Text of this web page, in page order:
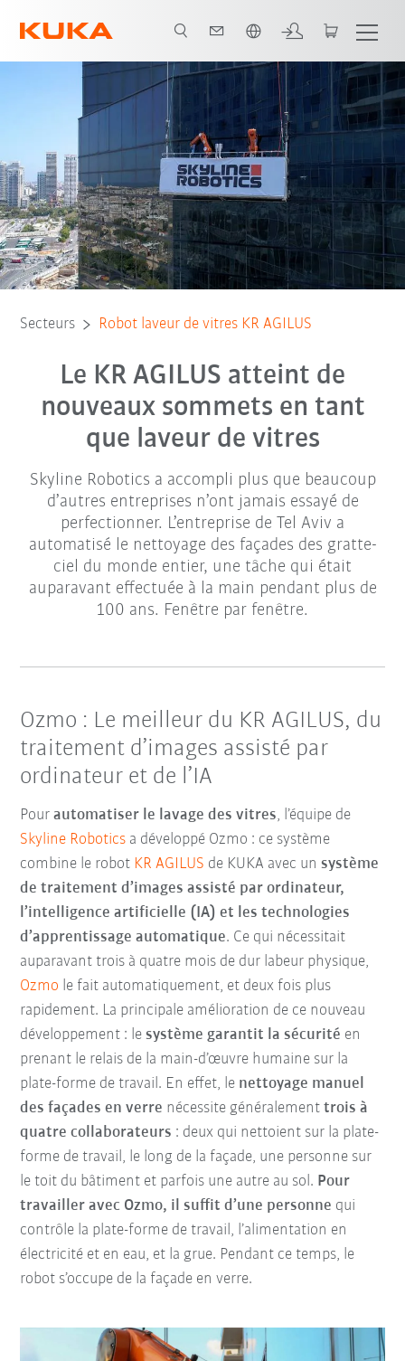
Tous les partenaires du système
Secteurs Robot laveur de vitres KR AGILUS
Le KR AGILUS atteint de
nouveaux sommets en tant
que laveur de vitres
Skyline Robotics a accompli plus que beaucoup
d’autres entreprises n’ont jamais essayé de
perfectionner. L’entreprise de Tel Aviv a
automatisé le nettoyage des façades des gratte-
ciel du monde entier, une tâche qui était
auparavant effectuée à la main pendant plus de
100 ans. Fenêtre par fenêtre.
Ozmo : Le meilleur du KR AGILUS, du
traitement d’images assisté par
ordinateur et de l’IA
Pourautomatiser le lavage des vitres, l’équipe de
Skyline Robotics a développé Ozmo : ce système
combine le robot KR AGILUS de KUKA avec unsystème
de traitement d’images assisté par ordinateur,
l’intelligence artificielle (IA) et les technologies
d’apprentissage automatique. Ce qui nécessitait
auparavant trois à quatre mois de dur labeur physique,
Ozmo le fait automatiquement, et deux fois plus
rapidement. La principale amélioration de ce nouveau
développement : lesystème garantit la sécurité en
prenant le relais de la main-d’œuvre humaine sur la
plate-forme de travail. En effet, le nettoyage manuel
des façades en verre nécessite généralementtrois à
quatre collaborateurs : deux qui nettoient sur la plate-
forme de travail, le long de la façade, une personne sur
le toit du bâtiment et parfois une autre au sol. Pour
travailler avec Ozmo, il suffit d’une personne qui
contrôle la plate-forme de travail, l’alimentation en
électricité et en eau, et la grue. Pendant ce temps, le
robot s’occupe de la façade en verre.